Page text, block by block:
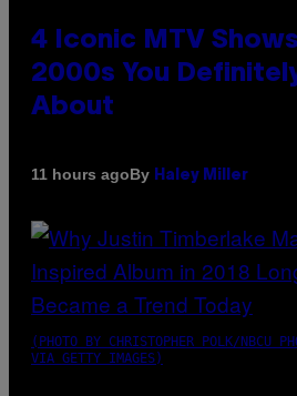
4 Iconic MTV
2000s You
About
11 hours agoBy Haley Miller
(PHOTO BY CHRISTOPHER POLK/NBCU
VIA GETTY IMAGES)